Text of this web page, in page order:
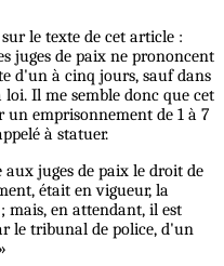
le texte de cet article :
juges de paix ne prononcent
d'un à cinq jours, sauf dans
Il me semble donc que cet
emprisonnement de 1 à 7
à statuer.
juges de paix le droit de
était en vigueur, la
en attendant, il est
le tribunal de police, d'un